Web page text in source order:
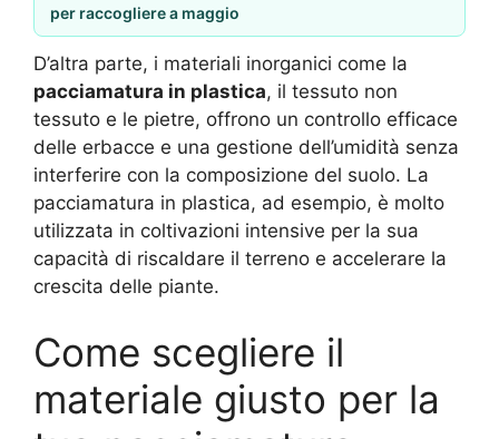
per raccogliere a maggio
D’altra parte, i materiali inorganici come la
pacciamatura in plastica, il tessuto non
tessuto e le pietre, offrono un controllo efficace
delle erbacce e una gestione dell’umidità senza
interferire con la composizione del suolo. La
pacciamatura in plastica, ad esempio, è molto
utilizzata in coltivazioni intensive per la sua
capacità di riscaldare il terreno e accelerare la
crescita delle piante.
Come scegliere il
materiale giusto per la